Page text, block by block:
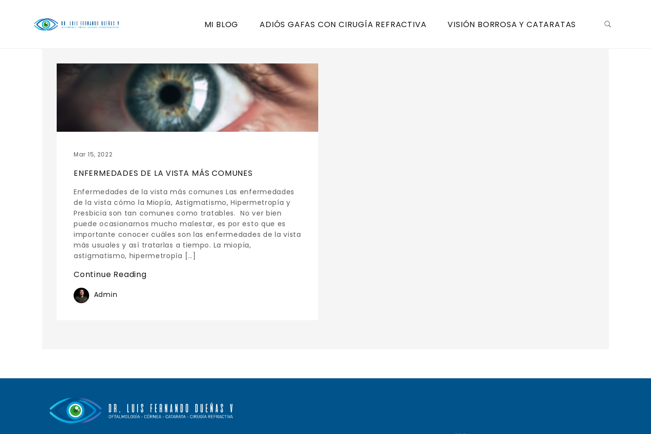
MI BLOG ADIÓS GAFAS CON CIRUGÍA REFRACTIVA VISIÓN BORROSA Y CATARATAS
Mar 15, 2022
ENFERMEDADES DE LA VISTA MÁS COMUNES
Enfermedades de la vista más comunes Las enfermedades
de la vista cómo la Miopía, Astigmatismo, Hipermetropía y
Presbicia son tan comunes como tratables. No ver bien
puede ocasionarnos mucho malestar, es por esto que es
importante conocer cuáles son las enfermedades de la vista
más usuales y así tratarlas a tiempo. La miopía,
astigmatismo, hipermetropía […]
Continue Reading
Admin